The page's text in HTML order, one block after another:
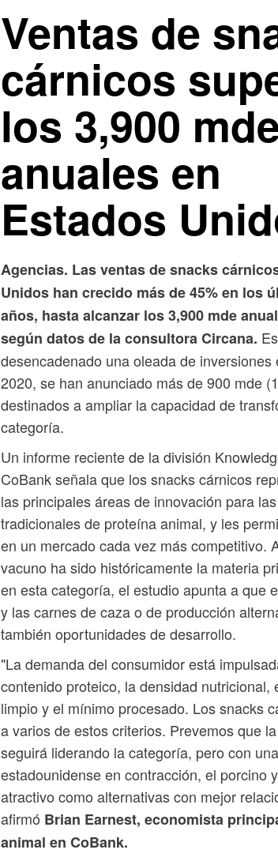
Ventas de
cárnicos
los 3,900
anuales en
Estados
Agencias. Las ventas de snacks
Unidos han crecido más de 45% en los
años, hasta alcanzar los 3,900 mde
según datos de la consultora Circana.
desencadenado una oleada de
2020, se han anunciado más de 900 mde
destinados a ampliar la capacidad de
categoría.
Un informe reciente de la división
CoBank señala que los snacks cárnicos
las principales áreas de innovación para
tradicionales de proteína animal, y les
en un mercado cada vez más competitivo.
vacuno ha sido históricamente la materia
en esta categoría, el estudio apunta a que
y las carnes de caza o de producción
también oportunidades de desarrollo.
"La demanda del consumidor está
contenido proteico, la densidad nutricional,
limpio y el mínimo procesado. Los snacks
a varios de estos criterios. Prevemos que
seguirá liderando la categoría, pero con
estadounidense en contracción, el porcino
atractivo como alternativas con mejor
afirmó Brian Earnest, economista
animal en CoBank.